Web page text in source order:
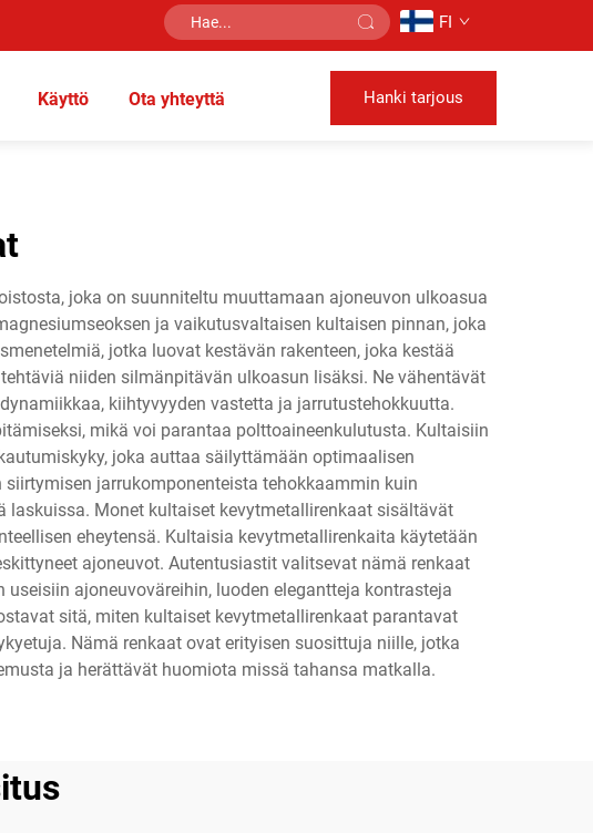
FI
Käyttö Ota yhteyttä Hanki tarjous
joka on suunniteltu muuttamaan ajoneuvon ulkoasua
ja vaikutusvaltaisen kultaisen pinnan, joka
jotka luovat kestävän rakenteen, joka kestää
niiden silmänpitävän ulkoasun lisäksi. Ne vähentävät
kiihtyvyyden vastetta ja jarrutustehokkuutta.
mikä voi parantaa polttoaineenkulutusta. Kultaisiin
joka auttaa säilyttämään optimaalisen
jarrukomponenteista tehokkaammin kuin
laskuissa. Monet kultaiset kevytmetallirenkaat sisältävät
eheytensä. Kultaisia kevytmetallirenkaita käytetään
ajoneuvot. Autentusiastit valitsevat nämä renkaat
ajoneuvoväreihin, luoden elegantteja kontrasteja
sitä, miten kultaiset kevytmetallirenkaat parantavat
Nämä renkaat ovat erityisen suosittuja niille, jotka
ja herättävät huomiota missä tahansa matkalla.